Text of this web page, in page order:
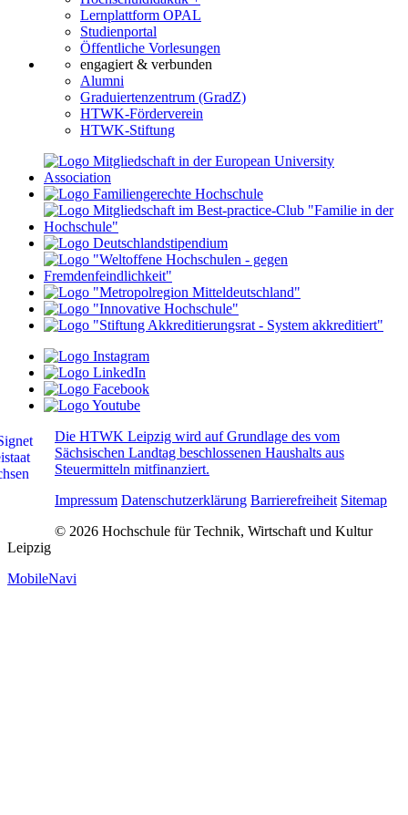
Lernplattform OPAL
Studienportal
Öffentliche Vorlesungen
engagiert & verbunden
Alumni
Graduiertenzentrum (GradZ)
HTWK-Förderverein
HTWK-Stiftung
Die HTWK Leipzig wird auf Grundlage des vom
Sächsischen Landtag beschlossenen Haushalts aus
Steuermitteln mitfinanziert.
Impressum Datenschutzerklärung Barrierefreiheit Sitemap
© 2026 Hochschule für Technik, Wirtschaft und Kultur
Leipzig
MobileNavi